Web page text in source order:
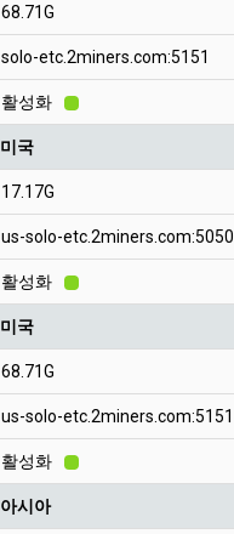
68.71G
solo-etc.2miners.com:5151
활성화
미국
17.17G
us-solo-etc.2miners.com:5050
활성화
미국
68.71G
us-solo-etc.2miners.com:5151
활성화
아시아